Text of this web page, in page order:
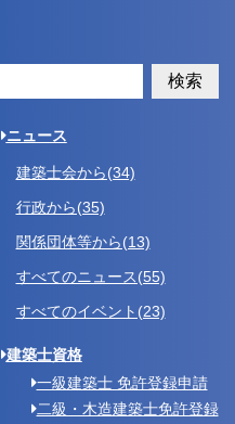
検索
ニュース
建築士会から(34)
行政から(35)
関係団体等から(13)
すべてのニュース(55)
すべてのイベント(23)
建築士資格
一級建築士 免許登録申請
二級・木造建築士免許登録